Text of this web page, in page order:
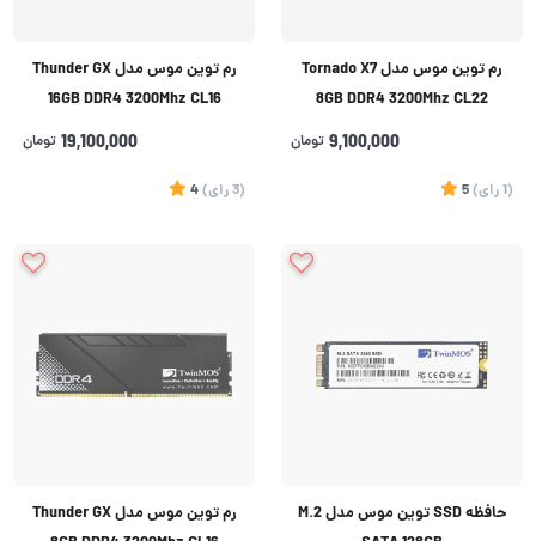
رم توین موس مدل Tornado X7
8GB DDR4 3200Mhz CL22
9,100,000 تومان
(1 رای)
5
رم توین موس مدل Thunder GX
16GB DDR4 3200Mhz CL16
19,100,000 تومان
(3 رای)
4
حافظه SSD توین موس مدل M.2
رم توین موس مدل Thunder GX